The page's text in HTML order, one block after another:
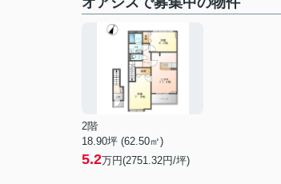
2階
18.90坪 (62.50㎡)
5.2万円(2751.32円/坪)